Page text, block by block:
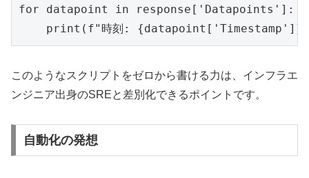
for datapoint in response['Datapoints']:
このようなスクリプトをゼロから書ける力は、インフラエ
ンジニア出身のSREと差別化できるポイントです。
自動化の発想